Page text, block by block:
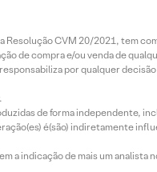
Resolução CVM 20/2021, tem
de compra e/ou venda de
por qualquer
de forma independente,
é(são) indiretamente
a indicação de mais um analista